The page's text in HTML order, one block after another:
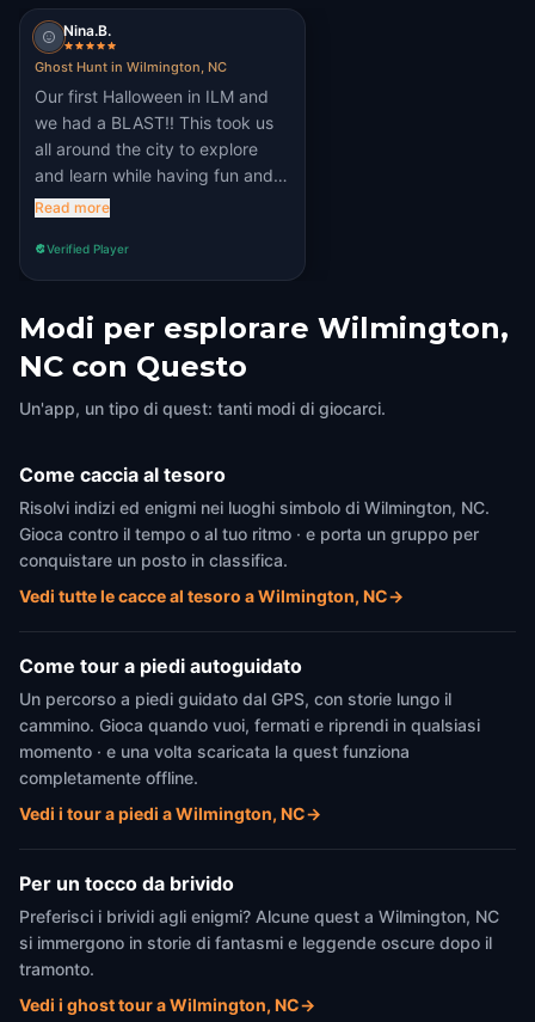
Nina.B.
Ghost Hunt in Wilmington, NC
Our first Halloween in ILM and
we had a BLAST!! This took us
all around the city to explore
and learn while having fun and
solving puzzles. Recommened
Read more
Verified Player
Modi per esplorare Wilmington,
NC con Questo
Un'app, un tipo di quest: tanti modi di giocarci.
Come caccia al tesoro
Risolvi indizi ed enigmi nei luoghi simbolo di Wilmington, NC.
Gioca contro il tempo o al tuo ritmo · e porta un gruppo per
conquistare un posto in classifica.
Vedi tutte le cacce al tesoro a Wilmington, NC→
Come tour a piedi autoguidato
Un percorso a piedi guidato dal GPS, con storie lungo il
cammino. Gioca quando vuoi, fermati e riprendi in qualsiasi
momento · e una volta scaricata la quest funziona
completamente offline.
Vedi i tour a piedi a Wilmington, NC→
Per un tocco da brivido
Preferisci i brividi agli enigmi? Alcune quest a Wilmington, NC
si immergono in storie di fantasmi e leggende oscure dopo il
tramonto.
Vedi i ghost tour a Wilmington, NC→